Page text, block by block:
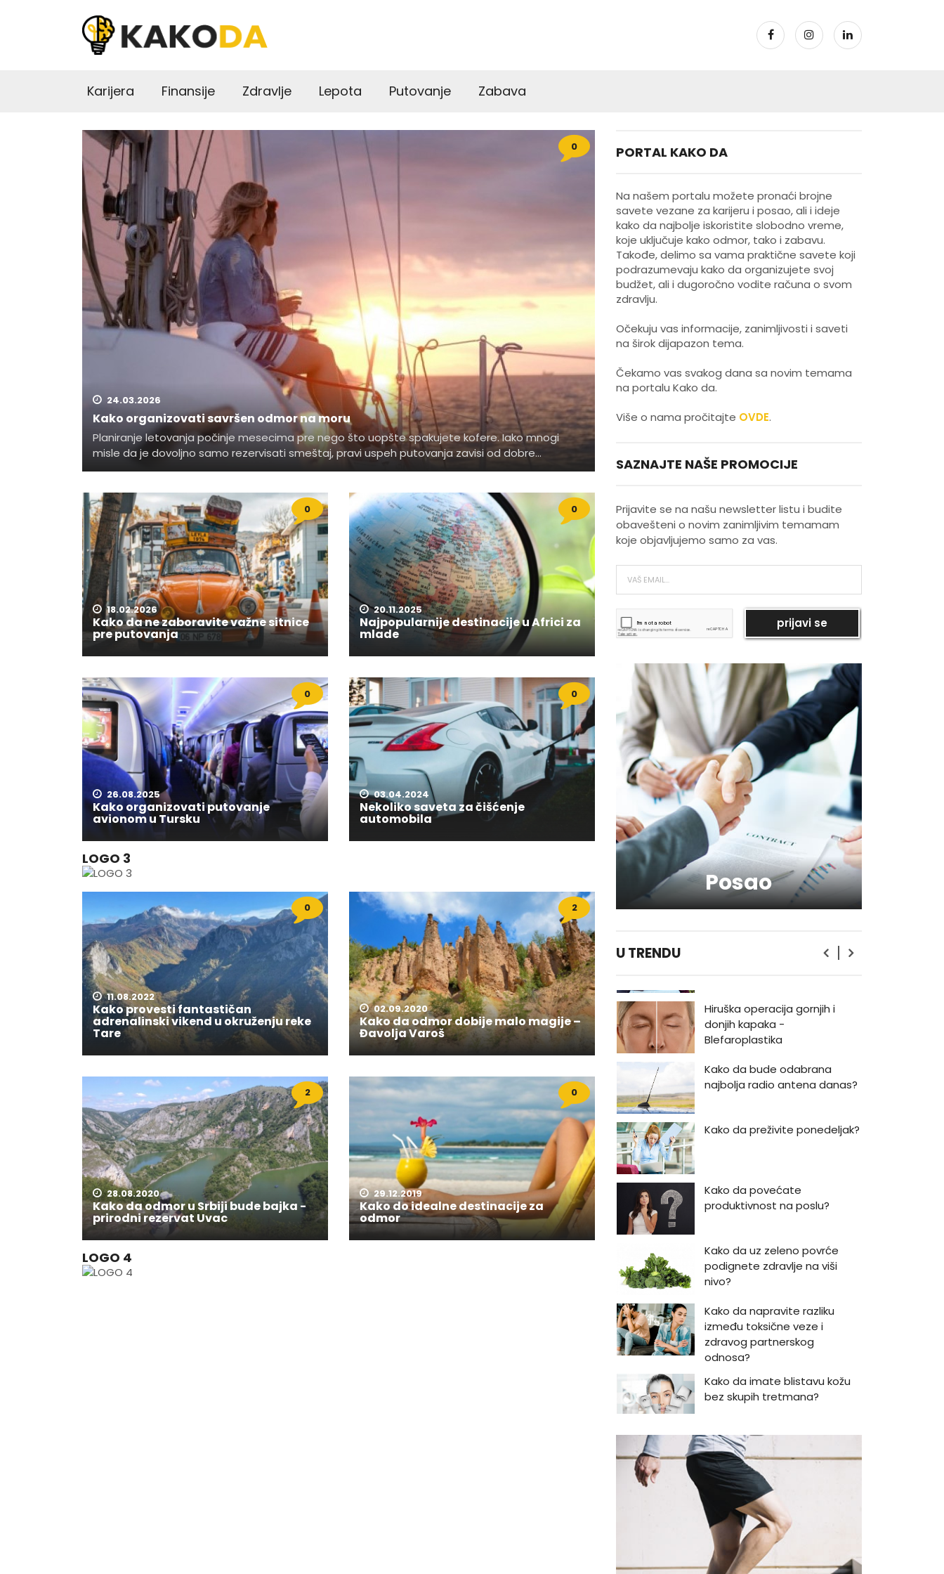
Karijera Finansije Zdravlje Lepota Putovanje Zabava
0
24.03.2026
Kako organizovati savršen odmor na moru
Planiranje letovanja počinje mesecima pre nego što uopšte spakujete kofere. Iako mnogi
misle da je dovoljno samo rezervisati smeštaj, pravi uspeh putovanja zavisi od dobre...
0
18.02.2026
Kako da ne zaboravite važne sitnice
pre putovanja
0
20.11.2025
Najpopularnije destinacije u Africi za
mlade
0
26.08.2025
Kako organizovati putovanje
avionom u Tursku
0
03.04.2024
Nekoliko saveta za čišćenje
automobila
LOGO 3
0
11.08.2022
Kako provesti fantastičan
adrenalinski vikend u okruženju reke
Tare
2
02.09.2020
Kako da odmor dobije malo magije –
Đavolja Varoš
2
28.08.2020
Kako da odmor u Srbiji bude bajka -
prirodni rezervat Uvac
0
29.12.2019
Kako do idealne destinacije za
odmor
LOGO 4
PORTAL KAKO DA
Na našem portalu možete pronaći brojne
savete vezane za karijeru i posao, ali i ideje
kako da najbolje iskoristite slobodno vreme,
koje uključuje kako odmor, tako i zabavu.
Takođe, delimo sa vama praktične savete koji
podrazumevaju kako da organizujete svoj
budžet, ali i dugoročno vodite računa o svom
zdravlju.
Očekuju vas informacije, zanimljivosti i saveti
na širok dijapazon tema.
Čekamo vas svakog dana sa novim temama
na portalu Kako da.
Više o nama pročitajte OVDE.
SAZNAJTE NAŠE PROMOCIJE
Prijavite se na našu newsletter listu i budite
obavešteni o novim zanimljivim temamam
koje objavljujemo samo za vas.
Posao
U TRENDU
produktivnost na poslu?
Kako da uz zeleno povrće
nivo?
Kako da napravite razliku
između toksične veze i
zdravog partnerskog
odnosa?
Kako da imate blistavu kožu
bez skupih tretmana?
Kako da se podmladite uz
kreme sa hijaluronom
Kako da serumom oživite
svoje lice?
Kako da provedete savršeno
Hiruška operacija gornjih i
donjih kapaka -
Blefaroplastika
Kako da bude odabrana
najbolja radio antena danas?
Kako da preživite ponedeljak?
Kako da povećate
produktivnost na poslu?
Kako da uz zeleno povrće
podignete zdravlje na viši
nivo?
Kako da napravite razliku
između toksične veze i
zdravog partnerskog
odnosa?
Kako da imate blistavu kožu
bez skupih tretmana?
Kako da se podmladite uz
kreme sa hijaluronom
Kako da serumom oživite
svoje lice?
Kako da provedete savršeno